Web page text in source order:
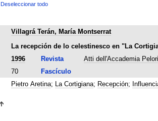
Deseleccionar todo
Villagrá Terán, María Montserrat
La recepción de lo celestinesco en "La
1996 Revista
Atti dell'Accademia
70
Fascículo
Pietro Aretina; La Cortigiana; Recepción;